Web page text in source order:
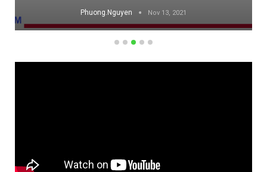
Phuong.Nguyen Nov 13, 2021